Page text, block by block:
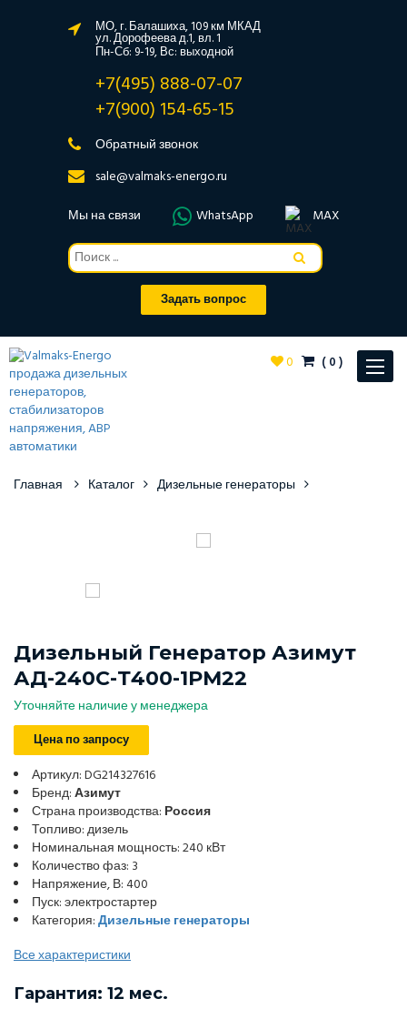
МО, г. Балашиха, 109 км МКАД
ул. Дорофеева д.1, вл. 1
Пн-Сб: 9-19, Вс: выходной
+7(495) 888-07-07
+7(900) 154-65-15
Обратный звонок
sale@valmaks-energo.ru
Мы на связи
WhatsApp MAX
Задать вопрос
Toggle
0 (0)
Главная Каталог Дизельные генераторы
Дизельный Генератор Азимут
АД-240С-Т400-1РМ22
Уточняйте наличие у менеджера
Цена по запросу
Артикул: DG214327616
Бренд:Азимут
Страна производства: Россия
Топливо: дизель
Номинальная мощность: 240 кВт
Количество фаз: 3
Напряжение, В: 400
Пуск: электростартер
Категория:Дизельные генераторы
Все характеристики
Гарантия: 12 мес.